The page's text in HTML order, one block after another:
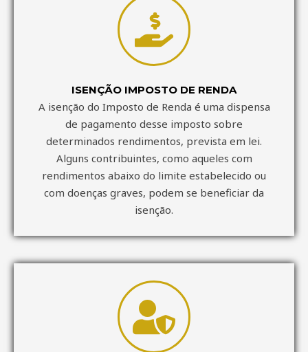
ISENÇÃO IMPOSTO DE RENDA
A isenção do Imposto de Renda é uma dispensa
de pagamento desse imposto sobre
determinados rendimentos, prevista em lei.
Alguns contribuintes, como aqueles com
rendimentos abaixo do limite estabelecido ou
com doenças graves, podem se beneficiar da
isenção.